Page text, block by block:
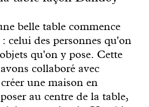
avec bon sens
Manifesto
Dandoy Family
Boutiques
belle table commence
celui des personnes qu'on
qu'on y pose. Cette
collaboré avec
une maison en
au centre de la table,